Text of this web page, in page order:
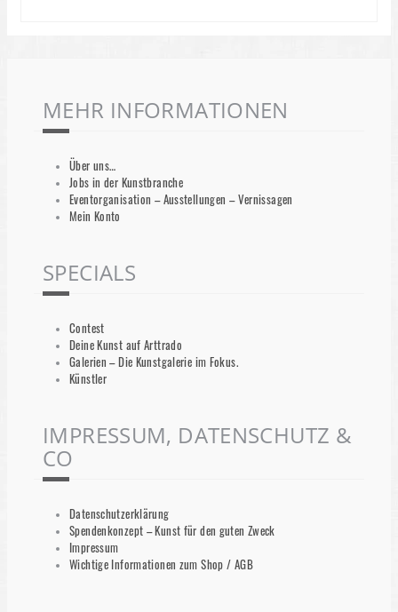
MEHR INFORMATIONEN
Über uns…
Jobs in der Kunstbranche
Eventorganisation – Ausstellungen – Vernissagen
Mein Konto
SPECIALS
Contest
Deine Kunst auf Arttrado
Galerien – Die Kunstgalerie im Fokus.
Künstler
IMPRESSUM, DATENSCHUTZ &
CO
Datenschutzerklärung
Spendenkonzept – Kunst für den guten Zweck
Impressum
Wichtige Informationen zum Shop / AGB